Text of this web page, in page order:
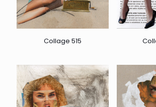
Collage 515